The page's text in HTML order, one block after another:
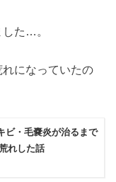
た…。
になっていたの
ビ・毛嚢炎が治るまで
れした話